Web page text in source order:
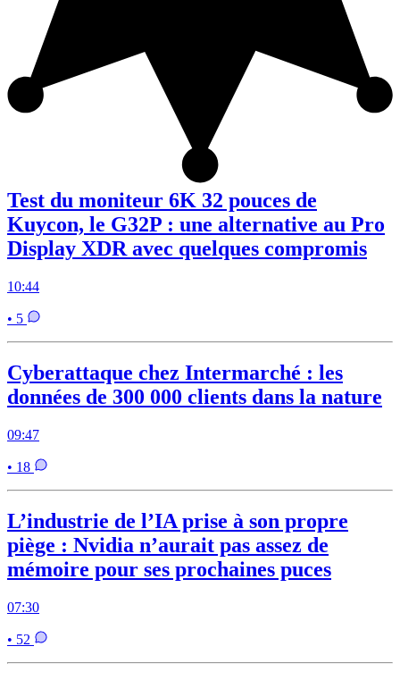
Test du moniteur 6K 32 pouces de
Kuycon, le G32P : une alternative au Pro
Display XDR avec quelques compromis
10:44
• 5
Cyberattaque chez Intermarché : les
données de 300 000 clients dans la nature
09:47
• 18
L’industrie de l’IA prise à son propre
piège : Nvidia n’aurait pas assez de
mémoire pour ses prochaines puces
07:30
• 52